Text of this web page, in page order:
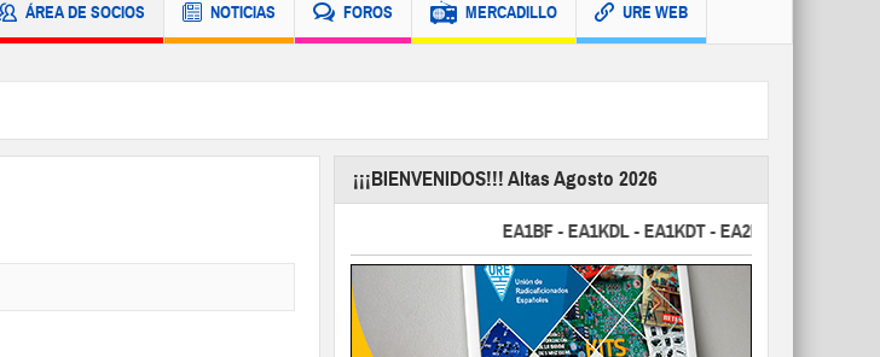
ÁREA DE SOCIOS NOTICIAS FOROS MERCADILLO URE WEB
¡¡¡BIENVENIDOS!!! Altas Agosto 2026
EA1BF - EA1KDL - EA1KDT - EA2FBJ - EA2FJU -